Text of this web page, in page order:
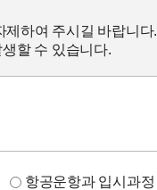
제하여 주시길 바랍니다.
할 수 있습니다.
항공운항과 입시과정